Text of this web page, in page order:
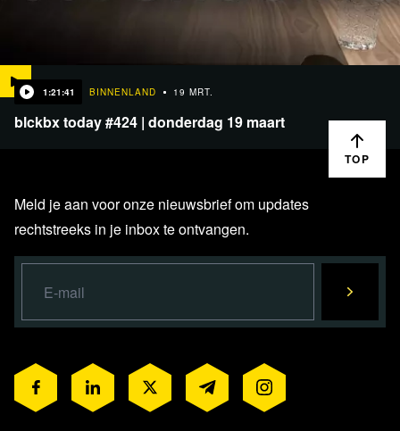
1:21:41 BINNENLAND 19 MRT.
blckbx today #424 | donderdag 19 maart
TOP
Meld je aan voor onze nieuwsbrief om updates
rechtstreeks in je inbox te ontvangen.